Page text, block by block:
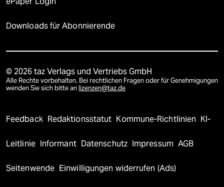
Downloads für Abonnierende
© 2026 taz Verlags und Vertriebs GmbH
Alle Rechte vorbehalten. Bei rechtlichen Fragen oder für Genehmigungen
wenden Sie sich bitte an lizenzen@taz.de
Feedback Redaktionsstatut Kommune-Richtlinien KI-
Leitlinie Informant Datenschutz Impressum AGB
Seitenwende Einwilligungen widerrufen (Ads)